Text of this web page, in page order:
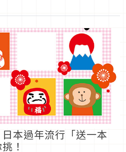
日本過年流行「送一本
！